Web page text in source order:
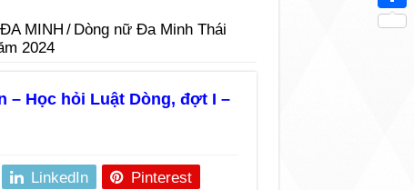
MINH / Dòng nữ Đa Minh Thái
2024
– Học hỏi Luật Dòng, đợt I –
LinkedIn Pinterest